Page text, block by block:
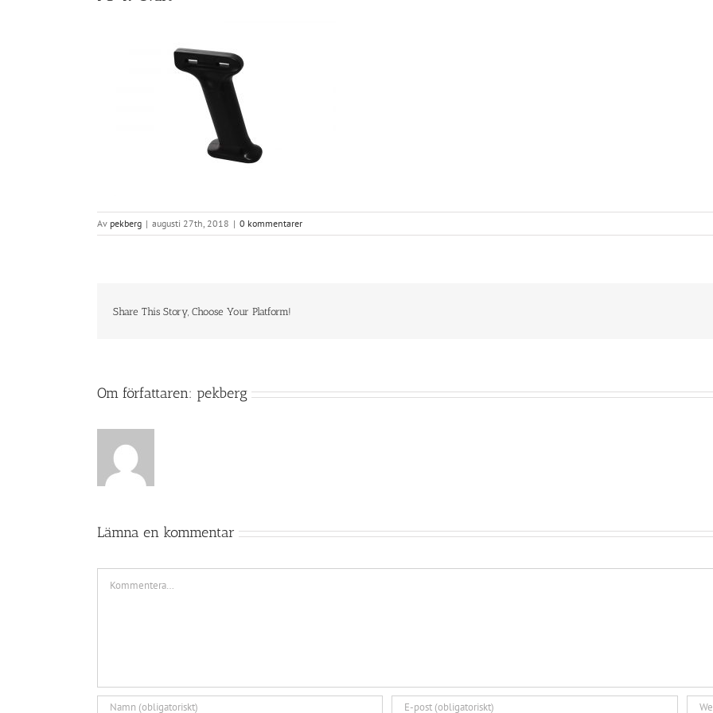
Av pekberg | augusti 27th, 2018 | 0 kommentarer
Share This Story, Choose Your Platform!
Om författaren: pekberg
Lämna en kommentar